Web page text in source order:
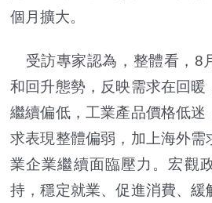
個月擴大。
受訪專家認為，整體看，8
和回升態勢，反映需求在回暖
繼續偏低，工業產品價格低迷
求表現整體偏弱，加上海外需
業企業繼續面臨壓力。宏觀
持，穩定就業、促進消費、緩